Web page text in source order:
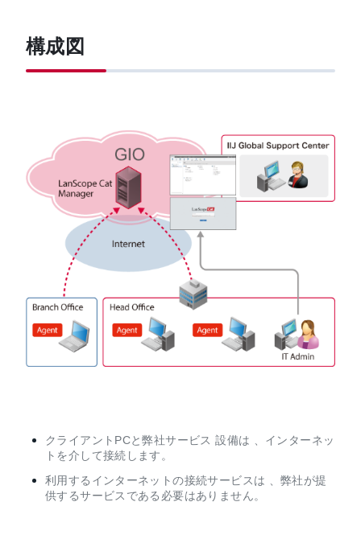
構成図
クライアントPCと弊社サービス 設備は 、インターネッ
トを介して接続します。
利用するインターネットの接続サービスは 、弊社が提
供するサービスである必要はありません。